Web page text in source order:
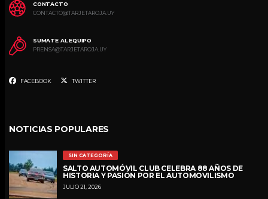
CONTACTO
CONTACTO@TARJETAROJA.UY
SUMATE AL EQUIPO
PRENSA@TARJETAROJA.UY
FACEBOOK TWITTER
NOTICIAS POPULARES
SIN CATEGORÍA
SALTO AUTOMÓVIL CLUB CELEBRA 88 AÑOS DE
HISTORIA Y PASIÓN POR EL AUTOMOVILISMO
JULIO 21, 2026